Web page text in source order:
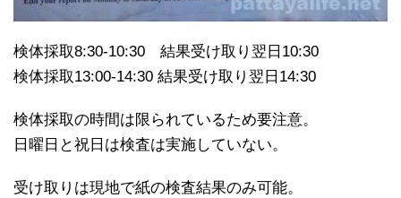
検体採取8:30-10:30 結果受け取り翌日10:30
検体採取13:00-14:30 結果受け取り翌日14:30
検体採取の時間は限られているため要注意。
日曜日と祝日は検査は実施していない。
受け取りは現地で紙の検査結果のみ可能。